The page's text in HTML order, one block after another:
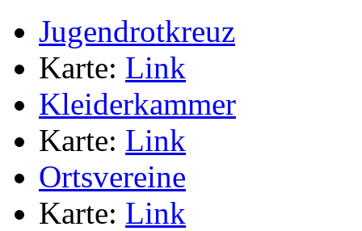
Jugendrotkreuz
Karte: Link
Kleiderkammer
Karte: Link
Ortsvereine
Karte: Link